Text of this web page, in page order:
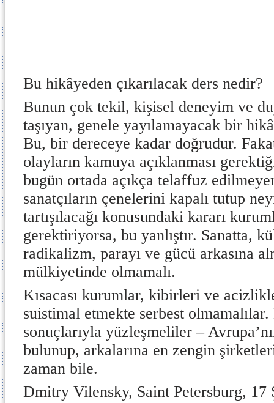
Bu hikâyeden çıkarılacak ders nedir?
Bunun çok tekil, kişisel deneyim ve
taşıyan, genele yayılamayacak bir
Bu, bir dereceye kadar doğrudur.
olayların kamuya açıklanması
bugün ortada açıkça telaffuz
sanatçıların çenelerini kapalı tutup
tartışılacağı konusundaki kararı
gerektiriyorsa, bu yanlıştır. Sanatta,
radikalizm, parayı ve gücü arkasına
mülkiyetinde olmamalı.
Kısacası kurumlar, kibirleri ve
suistimal etmekte serbest olmamalılar.
sonuçlarıyla yüzleşmeliler –
bulunup, arkalarına en zengin
zaman bile.
Dmitry Vilensky, Saint Petersburg, 17